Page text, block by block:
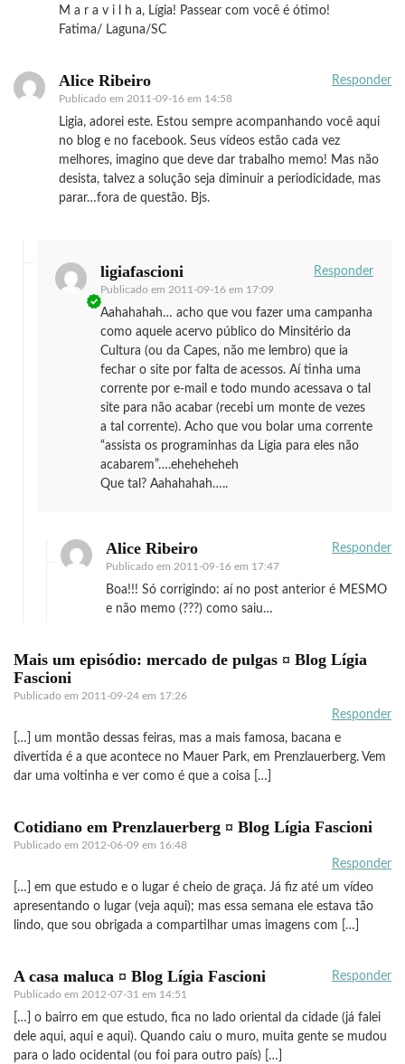
M a r a v i l h a, Lígia! Passear com você é ótimo!
Fatima/ Laguna/SC
Alice Ribeiro
Publicado em 2011-09-16 em 14:58
Responder
Ligia, adorei este. Estou sempre acompanhando você aqui
no blog e no facebook. Seus vídeos estão cada vez
melhores, imagino que deve dar trabalho memo! Mas não
desista, talvez a solução seja diminuir a periodicidade, mas
parar…fora de questão. Bjs.
ligiafascioni
Publicado em 2011-09-16 em 17:09
Responder
Aahahahah… acho que vou fazer uma campanha
como aquele acervo público do Minsitério da
Cultura (ou da Capes, não me lembro) que ia
fechar o site por falta de acessos. Aí tinha uma
corrente por e-mail e todo mundo acessava o tal
site para não acabar (recebi um monte de vezes
a tal corrente). Acho que vou bolar uma corrente
“assista os programinhas da Lígia para eles não
acabarem”….eheheheheh
Que tal? Aahahahah…..
Alice Ribeiro
Publicado em 2011-09-16 em 17:47
Responder
Boa!!! Só corrigindo: aí no post anterior é MESMO
e não memo (???) como saiu…
Mais um episódio: mercado de pulgas ¤ Blog Lígia
Fascioni
Publicado em 2011-09-24 em 17:26
Responder
[…] um montão dessas feiras, mas a mais famosa, bacana e
divertida é a que acontece no Mauer Park, em Prenzlauerberg. Vem
dar uma voltinha e ver como é que a coisa […]
Cotidiano em Prenzlauerberg ¤ Blog Lígia Fascioni
Publicado em 2012-06-09 em 16:48
Responder
[…] em que estudo e o lugar é cheio de graça. Já fiz até um vídeo
apresentando o lugar (veja aqui); mas essa semana ele estava tão
lindo, que sou obrigada a compartilhar umas imagens com […]
A casa maluca ¤ Blog Lígia Fascioni
Publicado em 2012-07-31 em 14:51
Responder
[…] o bairro em que estudo, fica no lado oriental da cidade (já falei
dele aqui, aqui e aqui). Quando caiu o muro, muita gente se mudou
para o lado ocidental (ou foi para outro país) […]